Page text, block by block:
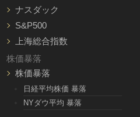
ナスダック
S&P500
上海総合指数
株価暴落
株価暴落
日経平均株価 暴落
NYダウ平均 暴落